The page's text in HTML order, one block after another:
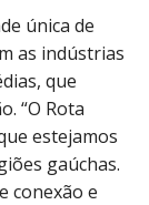
única de
as indústrias
que
“O Rota
estejamos
gaúchas.
conexão e